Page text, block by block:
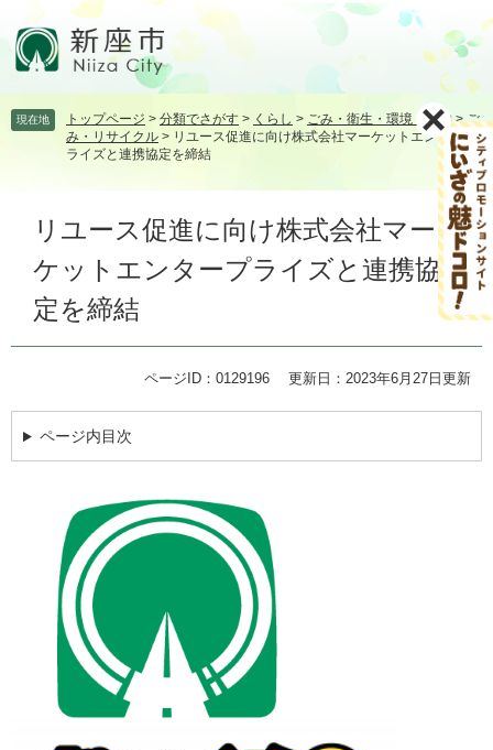
頭飛 現在地 トップページ > 分類でさがす > くらし > ごみ・衛生・環境・動物 >ご
み・リサイクル > リユース促進に向け株式会社マーケットエンタープ
ライズと連携協定を締結
リユース促進に向け株式会社マー
ケットエンタープライズと連携協
定を締結
ページID：0129196 更新日：2023年6月27日更新
ページ内目次